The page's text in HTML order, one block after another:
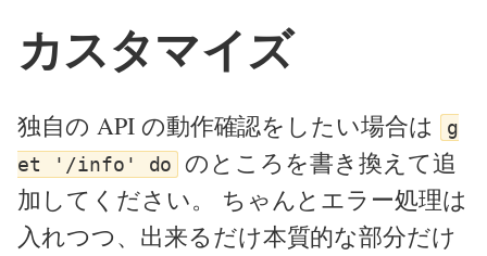
カスタマイズ
独自の API の動作確認をしたい場合は g
et '/info' do
のところを書き換えて追
加してください。 ちゃんとエラー処理は
入れつつ、出来るだけ本質的な部分だけ